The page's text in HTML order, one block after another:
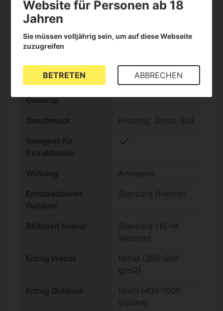
Reguläre Samen
Samenbank
THC-Gehalt Sehr hoch (25-30%)
Indica/Sativa
Genotyp
Indica +60%
Geschmack Fruchtig, Zitrus, Süß
Geeignet für
Extraktionen
check
Wirkung Anregend
Erntezeitpunkt
Outdoor
Standard (Herbst)
Blütezeit Indoor
Standard (10-14
Wochen)
Ertrag Indoor
Mittel (350-500
g/m2)
Ertrag Outdoor
Hoch (400-1000
g/plant)
Website für Personen ab 18
Jahren
Sie müssen volljährig sein, um auf diese Webseite
zuzugreifen
BETRETEN ABBRECHEN